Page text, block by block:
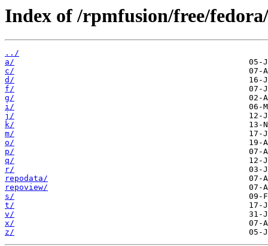
Index of /rpmfusion/free/
../
a/
c/
d/
f/
g/
i/
j/
k/
m/
o/
p/
q/
r/
repodata/
repoview/
s/
t/
v/
x/
z/